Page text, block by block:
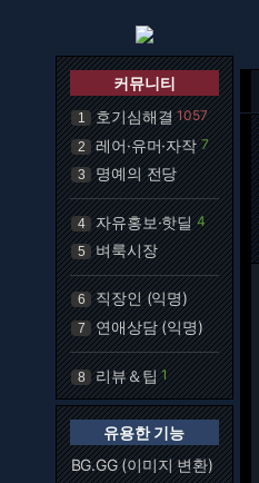
커뮤니티
1 호기심해결 1057
2 레어·유머·자작 7
3 명예의 전당
4 자유홍보·핫딜 4
5 벼룩시장
6 직장인 (익명)
7 연애상담 (익명)
8 리뷰＆팁 1
유용한 기능
BG.GG (이미지 변환)